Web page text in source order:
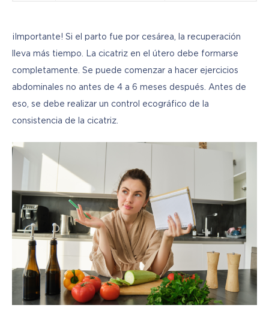
¡Importante! Si el parto fue por cesárea, la recuperación
lleva más tiempo. La cicatriz en el útero debe formarse
completamente. Se puede comenzar a hacer ejercicios
abdominales no antes de 4 a 6 meses después. Antes de
eso, se debe realizar un control ecográfico de la
consistencia de la cicatriz.